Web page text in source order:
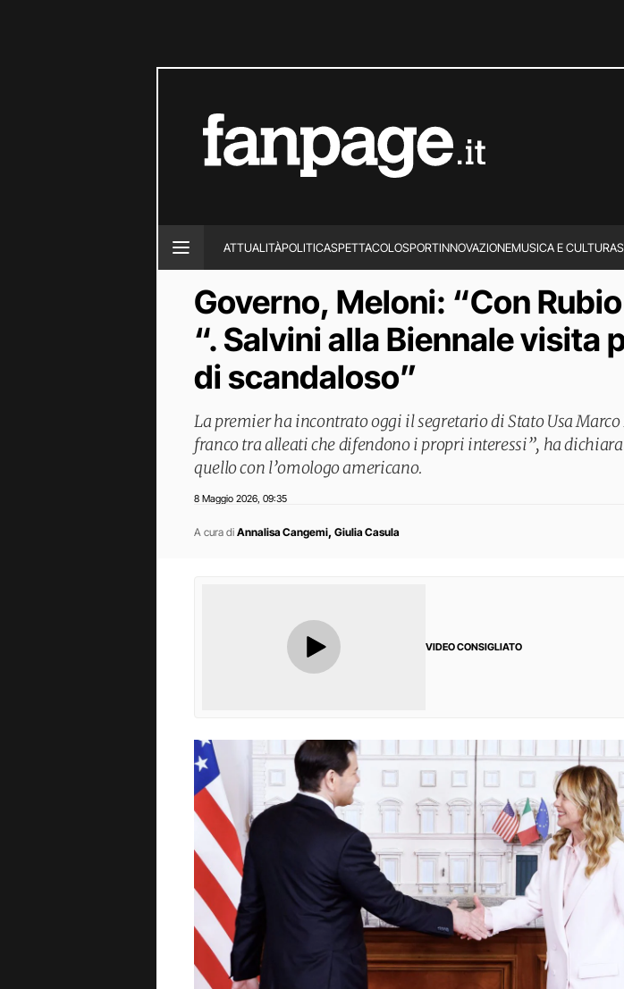
ATTUALITÀPOLITICASPETTACOLOSPORTINNOVAZIONEMUSICA E CULTURA
Governo, Meloni: “Con
“. Salvini alla Biennale visita
di scandaloso”
La premier ha incontrato oggi il segretario di Stato Usa
franco tra alleati che difendono i propri interessi”, ha
quello con l’omologo americano.
8 Maggio 2026 09:35
A cura di Annalisa Cangemi, Giulia Casula
VIDEO CONSIGLIATO